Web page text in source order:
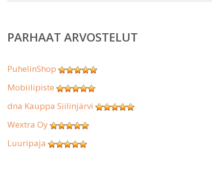
PARHAAT ARVOSTELUT
PuhelinShop
Mobiilipiste
dna Kauppa Siilinjärvi
Wextra Oy
Luuripaja